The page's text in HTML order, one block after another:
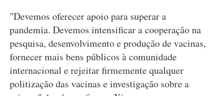
"Devemos oferecer apoio para superar a
pandemia. Devemos intensificar a cooperação na
pesquisa, desenvolvimento e produção de vacinas,
fornecer mais bens públicos à comunidade
internacional e rejeitar firmemente qualquer
politização das vacinas e investigação sobre a